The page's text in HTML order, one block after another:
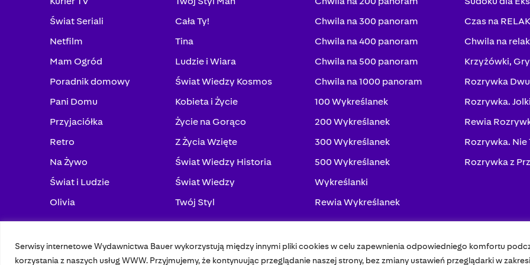
Serwisy internetowe Wydawnictwa Bauer wykorzystują między innymi pliki cookies w celu zapewnienia odpowiedniego komfortu
korzystania z naszych usług WWW. Przyjmujemy, że kontynuując przeglądanie naszej strony, bez zmiany ustawień przeglądarki w
Świat Seriali
Netfilm
Mam Ogród
Poradnik domowy
Pani Domu
Przyjaciółka
Retro
Na Żywo
Świat i Ludzie
Olivia
Cała Ty!
Tina
Ludzie i Wiara
Świat Wiedzy Kosmos
Kobieta i Życie
Życie na Gorąco
Z Życia Wzięte
Świat Wiedzy Historia
Świat Wiedzy
Twój Styl
Chwila na 300 panoram
Chwila na 400 panoram
Chwila na 500 panoram
Chwila na 1000 panoram
100 Wykreślanek
200 Wykreślanek
300 Wykreślanek
500 Wykreślanek
Wykreślanki
Rewia Wykreślanek
Czas na
Chwila na
Krzyżówki,
Rozrywka
Rozrywka. Jolki
Rewia
Rozrywka. Nie
Rozrywka z
© 2023 Bauer Media Group, All Rights Reserved.